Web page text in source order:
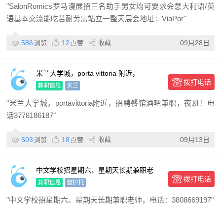
"SalonRomics罗马漫展招三名助手男女均可要求会意大利语/英
语基本交流能吃苦耐劳需站立一整天展会地址：ViaPor"
586 浏览 12 点赞 收藏 09月28日
米兰大学城，porta vittoria 附近，
兼职信息 米兰 拨打电话
"米兰大学城，portavittoria附近，招聘餐馆酒吧兼职，夜班！电
话3778186187"
503 浏览 18 点赞 收藏 09月13日
中文学校招星期六、星期天长期兼职老
师，
兼职信息 普拉托 拨打电话
"中文学校招星期六、星期天长期兼职老师，电话：3808669197"